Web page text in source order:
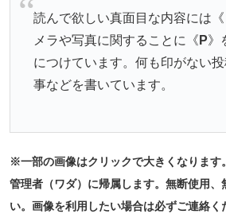
読んで欲しい真面目な内容には《
メラや写真に関することに《 P》
につけています。何も印がない
事などを書いています。
※一部の画像はクリックで大きくなります
管理者（ワダ）に帰属します。無断使用、
い。画像を利用したい場合は必ずご連絡く